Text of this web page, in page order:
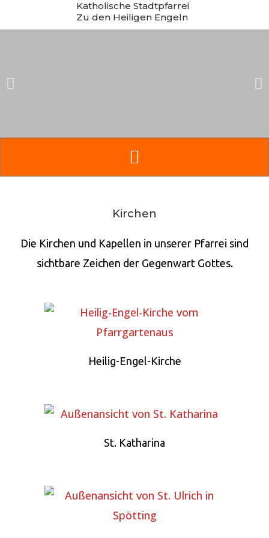
Inhalt
Katholische Stadtpfarrei
Zu den Heiligen Engeln
Kirchen
Die Kirchen und Kapellen in unserer Pfarrei sind
sichtbare Zeichen der Gegenwart Gottes.
Heilig-Engel-Kirche
St. Katharina